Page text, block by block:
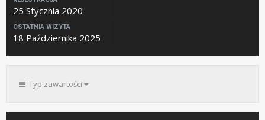
25 Stycznia 2020
OSTATNIA WIZYTA
18 Października 2025
Typ zawartości